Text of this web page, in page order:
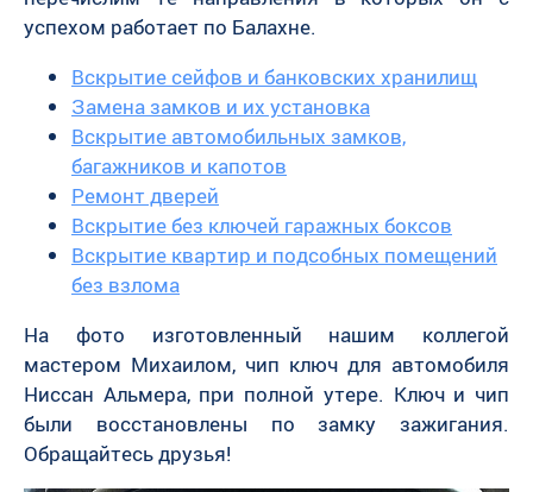
успехом работает по Балахне.
Вскрытие сейфов и банковских хранилищ
Замена замков и их установка
Вскрытие автомобильных замков,
багажников и капотов
Ремонт дверей
Вскрытие без ключей гаражных боксов
Вскрытие квартир и подсобных помещений
без взлома
На фото изготовленный нашим коллегой
мастером Михаилом, чип ключ для автомобиля
Ниссан Альмера, при полной утере. Ключ и чип
были восстановлены по замку зажигания.
Обращайтесь друзья!